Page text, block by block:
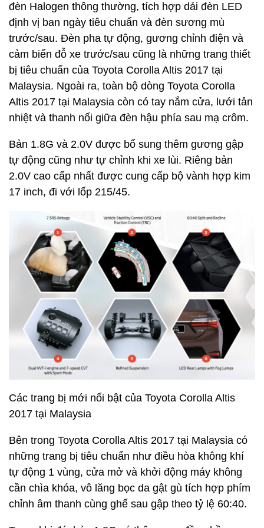
đèn Halogen thông thường, tích hợp dải đèn LED
định vị ban ngày tiêu chuẩn và đèn sương mù
trước/sau. Đèn pha tự động, gương chỉnh điện và
cảm biến đỗ xe trước/sau cũng là những trang thiết
bị tiêu chuẩn của Toyota Corolla Altis 2017 tại
Malaysia. Ngoài ra, toàn bộ dòng Toyota Corolla
Altis 2017 tại Malaysia còn có tay nắm cửa, lưới tản
nhiệt và thanh nối giữa đèn hậu phía sau mạ crôm.
Bản 1.8G và 2.0V được bổ sung thêm gương gập
tự động cũng như tự chỉnh khi xe lùi. Riêng bản
2.0V cao cấp nhất được cung cấp bộ vành hợp kim
17 inch, đi với lốp 215/45.
Các trang bị mới nổi bật của Toyota Corolla Altis
2017 tại Malaysia
Bên trong Toyota Corolla Altis 2017 tại Malaysia có
những trang bị tiêu chuẩn như điều hòa không khí
tự động 1 vùng, cửa mở và khởi động máy không
cần chìa khóa, vô lăng bọc da gật gù tích hợp phím
chỉnh âm thanh cùng ghế sau gập theo tỷ lệ 60:40.